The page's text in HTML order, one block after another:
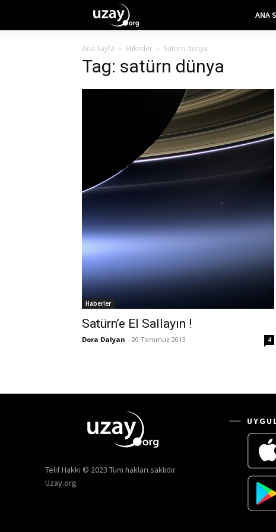
ANA
Ana Sayfa Etiketler Satürn dünya
Tag: satürn dünya
Haberler
Satürn’e El Sallayın !
Dora Dalyan - 20 Temmuz 2013 4
Telif Hakkı © 2023 Tüm hakları saklıdır.
Uzay.org